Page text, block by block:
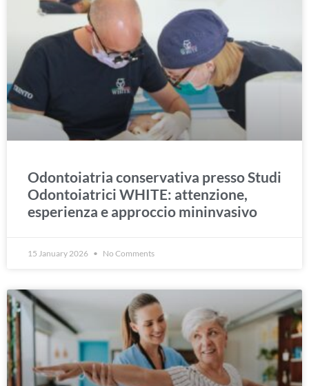
Odontoiatria conservativa presso Studi
Odontoiatrici WHITE: attenzione,
esperienza e approccio mininvasivo
15 January 2026 No Comments